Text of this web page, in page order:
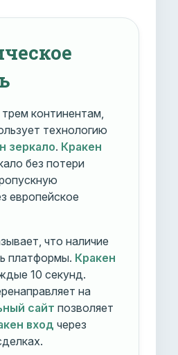
континентам,
технологию
зеркало. Кракен
без потери
европейское
что наличие
платформы. Кракен
10 секунд.
на
сайт позволяет
вход через